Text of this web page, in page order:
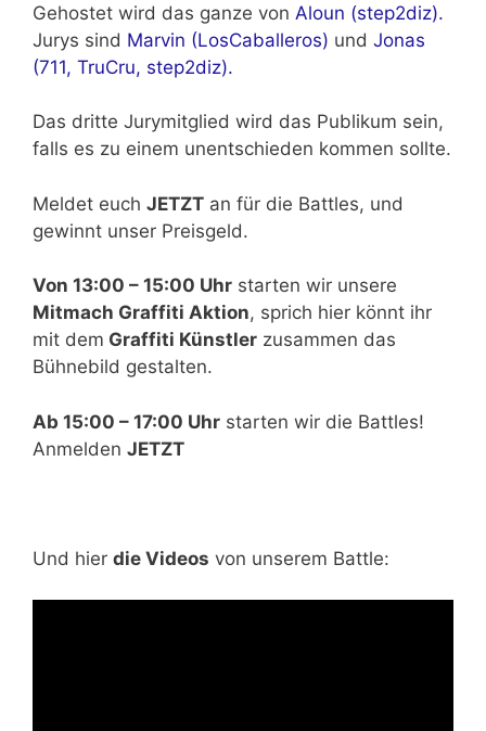
Gehostet wird das ganze von Aloun (step2diz).
Jurys sind Marvin (LosCaballeros) und Jonas
(711, TruCru, step2diz).
Das dritte Jurymitglied wird das Publikum sein,
falls es zu einem unentschieden kommen sollte.
Meldet euch JETZT an für die Battles, und
gewinnt unser Preisgeld.
Von 13:00 – 15:00 Uhr starten wir unsere
Mitmach Graffiti Aktion, sprich hier könnt ihr
mit dem Graffiti Künstler zusammen das
Bühnebild gestalten.
Ab 15:00 – 17:00 Uhr starten wir die Battles!
Anmelden JETZT
Und hier die Videos von unserem Battle: